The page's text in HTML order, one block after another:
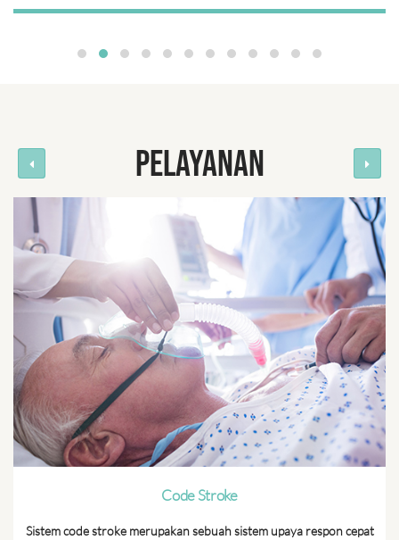
PELAYANAN
Code Stroke
Sistem code stroke merupakan sebuah sistem upaya respon cepat